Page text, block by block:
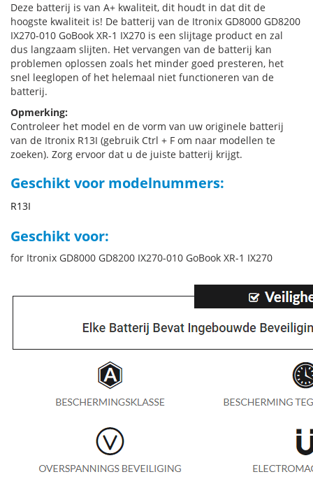
Deze batterij is van A+ kwaliteit, dit houdt in dat dit de
hoogste kwaliteit is! De batterij van de Itronix GD8000 GD8200
IX270-010 GoBook XR-1 IX270 is een slijtage product en zal
dus langzaam slijten. Het vervangen van de batterij kan
problemen oplossen zoals het minder goed presteren, het
snel leeglopen of het helemaal niet functioneren van de
batterij.
Opmerking:
Controleer het model en de vorm van uw originele batterij
van de Itronix R13I (gebruik Ctrl + F om naar modellen te
zoeken). Zorg ervoor dat u de juiste batterij krijgt.
Geschikt voor modelnummers:
R13I
Geschikt voor:
for Itronix GD8000 GD8200 IX270-010 GoBook XR-1 IX270